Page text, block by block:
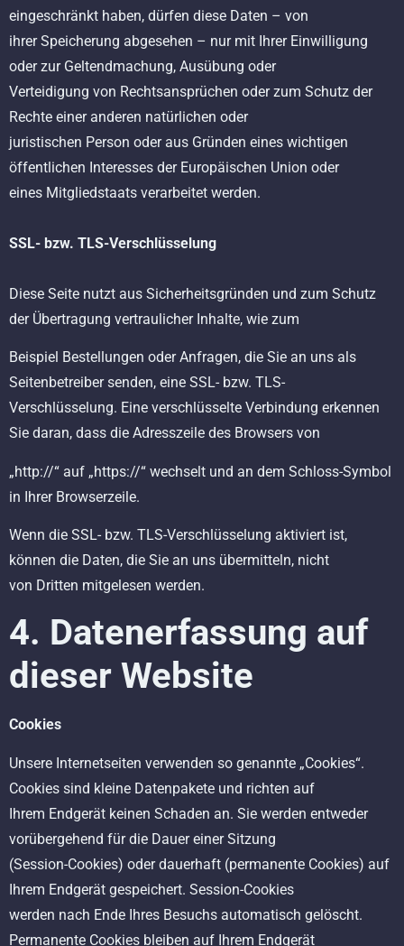
eingeschränkt haben, dürfen diese Daten – von
ihrer Speicherung abgesehen – nur mit Ihrer Einwilligung
oder zur Geltendmachung, Ausübung oder
Verteidigung von Rechtsansprüchen oder zum Schutz der
Rechte einer anderen natürlichen oder
juristischen Person oder aus Gründen eines wichtigen
öffentlichen Interesses der Europäischen Union oder
eines Mitgliedstaats verarbeitet werden.
SSL- bzw. TLS-Verschlüsselung
Diese Seite nutzt aus Sicherheitsgründen und zum Schutz
der Übertragung vertraulicher Inhalte, wie zum
Beispiel Bestellungen oder Anfragen, die Sie an uns als
Seitenbetreiber senden, eine SSL- bzw. TLS-
Verschlüsselung. Eine verschlüsselte Verbindung erkennen
Sie daran, dass die Adresszeile des Browsers von
„http://“ auf „https://“ wechselt und an dem Schloss-Symbol
in Ihrer Browserzeile.
Wenn die SSL- bzw. TLS-Verschlüsselung aktiviert ist,
können die Daten, die Sie an uns übermitteln, nicht
von Dritten mitgelesen werden.
4. Datenerfassung auf
dieser Website
Cookies
Unsere Internetseiten verwenden so genannte „Cookies“.
Cookies sind kleine Datenpakete und richten auf
Ihrem Endgerät keinen Schaden an. Sie werden entweder
vorübergehend für die Dauer einer Sitzung
(Session-Cookies) oder dauerhaft (permanente Cookies) auf
Ihrem Endgerät gespeichert. Session-Cookies
werden nach Ende Ihres Besuchs automatisch gelöscht.
Permanente Cookies bleiben auf Ihrem Endgerät